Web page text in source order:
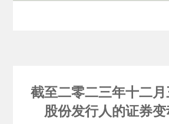
截至二零二三年十二
股份发行人的证券